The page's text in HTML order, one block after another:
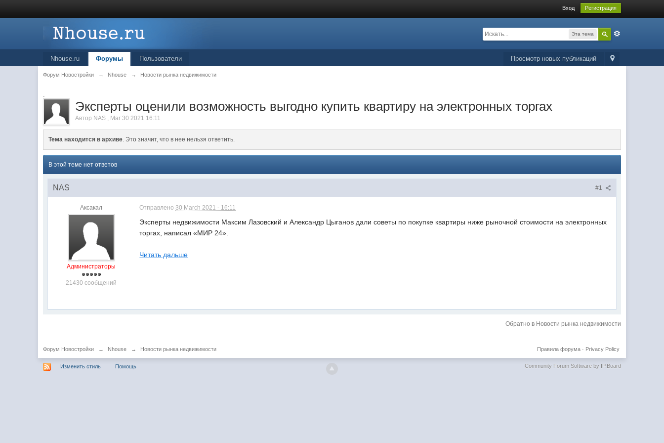
Вход Регистрация
Эта тема
Просмотр новых публикаций
Nhouse.ru Форумы Пользователи
Форум Новостройки → Nhouse → Новости рынка недвижимости
.
Эксперты оценили возможность выгодно купить квартиру на электронных торгах
Автор NAS , Mar 30 2021 16:11
Тема находится в архиве. Это значит, что в нее нельзя ответить.
В этой теме нет ответов
#1
NAS
Аксакал
Администраторы
21430 сообщений
Отправлено30 March 2021 - 16:11
Эксперты недвижимости Максим Лазовский и Александр Цыганов дали советы по покупке квартиры ниже рыночной стоимости на электронных
торгах, написал «МИР 24».
Читать дальше
Обратно в Новости рынка недвижимости
Форум Новостройки → Nhouse → Новости рынка недвижимости Privacy Policy
Правила форума·
Изменить стиль Помощь Community Forum Software by IP.Board